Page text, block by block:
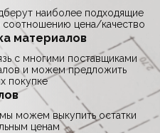
наиболее подходящие
цена/качество
материалов
с многими поставщиками
и можем предложить
покупке
можем выкупить остатки
ценам